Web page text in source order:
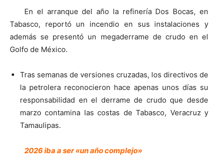
En el arranque del año la refinería Dos Bocas, en
Tabasco, reportó un incendio en sus instalaciones y
además se presentó un megaderrame de crudo en el
Golfo de México.
Tras semanas de versiones cruzadas, los directivos de
la petrolera reconocieron hace apenas unos días su
responsabilidad en el derrame de crudo que desde
marzo contamina las costas de Tabasco, Veracruz y
Tamaulipas.
2026 iba a ser «un año complejo»